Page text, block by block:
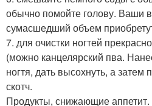
обычно помойте голову. Ваши
сумасшедший объем
7. для очистки ногтей
(можно канцелярский пва.
ногтя, дать высохнуть, а затем
скотч.
Продукты, снижающие аппетит.